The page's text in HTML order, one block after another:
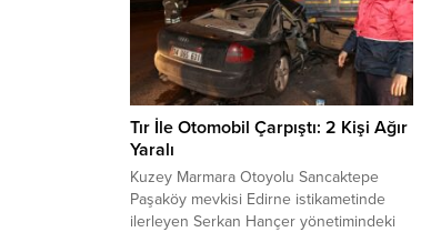
Tır İle Otomobil Çarpıştı: 2 Kişi Ağır
Yaralı
Kuzey Marmara Otoyolu Sancaktepe
Paşaköy mevkisi Edirne istikametinde
ilerleyen Serkan Hançer yönetimindeki